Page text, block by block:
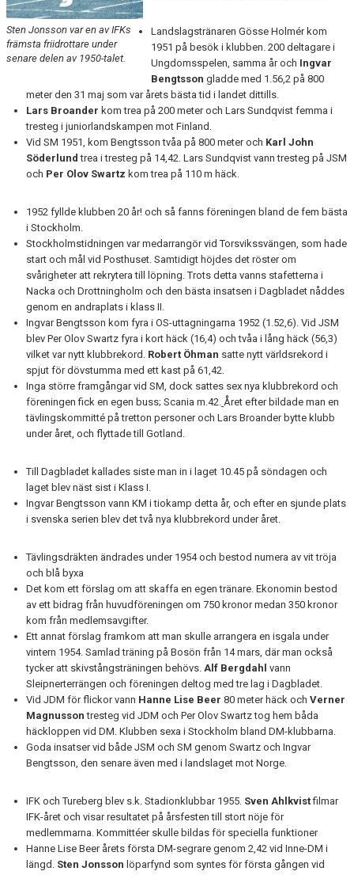
Sten Jonsson var en av IFKs
främsta friidrottare under
senare delen av 1950-talet.
Landslagstränaren Gösse Holmér kom
1951 på besök i klubben. 200 deltagare i
Ungdomsspelen, samma år och Ingvar
Bengtsson gladde med 1.56,2 på 800
meter den 31 maj som var årets bästa tid i landet dittills.
Lars Broander kom trea på 200 meter och Lars Sundqvist femma i
tresteg i juniorlandskampen mot Finland.
Vid SM 1951, kom Bengtsson tvåa på 800 meter och Karl John
Söderlund trea i tresteg på 14,42. Lars Sundqvist vann tresteg på JSM
och Per Olov Swartz kom trea på 110 m häck.
1952 fyllde klubben 20 år! och så fanns föreningen bland de fem bästa
i Stockholm.
Stockholmstidningen var medarrangör vid Torsvikssvängen, som hade
start och mål vid Posthuset. Samtidigt höjdes det röster om
svårigheter att rekrytera till löpning. Trots detta vanns stafetterna i
Nacka och Drottningholm och den bästa insatsen i Dagbladet nåddes
genom en andraplats i klass II.
Ingvar Bengtsson kom fyra i OS-uttagningarna 1952 (1.52,6). Vid JSM
blev Per Olov Swartz fyra i kort häck (16,4) och tvåa i lång häck (56,3)
vilket var nytt klubbrekord. Robert Öhman satte nytt världsrekord i
spjut för dövstumma med ett kast på 61,42.
Inga större framgångar vid SM, dock sattes sex nya klubbrekord och
föreningen fick en egen buss; Scania m.42. Året efter bildade man en
tävlingskommitté på tretton personer och Lars Broander bytte klubb
under året, och flyttade till Gotland.
Till Dagbladet kallades siste man in i laget 10.45 på söndagen och
laget blev näst sist i Klass I.
Ingvar Bengtsson vann KM i tiokamp detta år, och efter en sjunde plats
i svenska serien blev det två nya klubbrekord under året.
Tävlingsdräkten ändrades under 1954 och bestod numera av vit tröja
och blå byxa
Det kom ett förslag om att skaffa en egen tränare. Ekonomin bestod
av ett bidrag från huvudföreningen om 750 kronor medan 350 kronor
kom från medlemsavgifter.
Ett annat förslag framkom att man skulle arrangera en isgala under
vintern 1954. Samlad träning på Bosön från 14 mars, där man också
tycker att skivstångsträningen behövs. Alf Bergdahl vann
Sleipnerterrängen och föreningen deltog med tre lag i Dagbladet.
Vid JDM för flickor vann Hanne Lise Beer 80 meter häck och Verner
Magnusson tresteg vid JDM och Per Olov Swartz tog hem båda
häckloppen vid DM. Klubben sexa i Stockholm bland DM-klubbarna.
Goda insatser vid både JSM och SM genom Swartz och Ingvar
Bengtsson, den senare även med i landslaget mot Norge.
IFK och Tureberg blev s.k. Stadionklubbar 1955. Sven Ahlkvist filmar
IFK-året och visar resultatet på årsfesten till stort nöje för
medlemmarna. Kommittéer skulle bildas för speciella funktioner
Hanne Lise Beer årets första DM-segrare genom 2,42 vid Inne-DM i
längd. Sten Jonsson löparfynd som syntes för första gången vid